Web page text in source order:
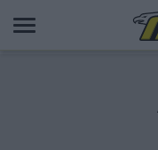
Παράκαμψη
προς